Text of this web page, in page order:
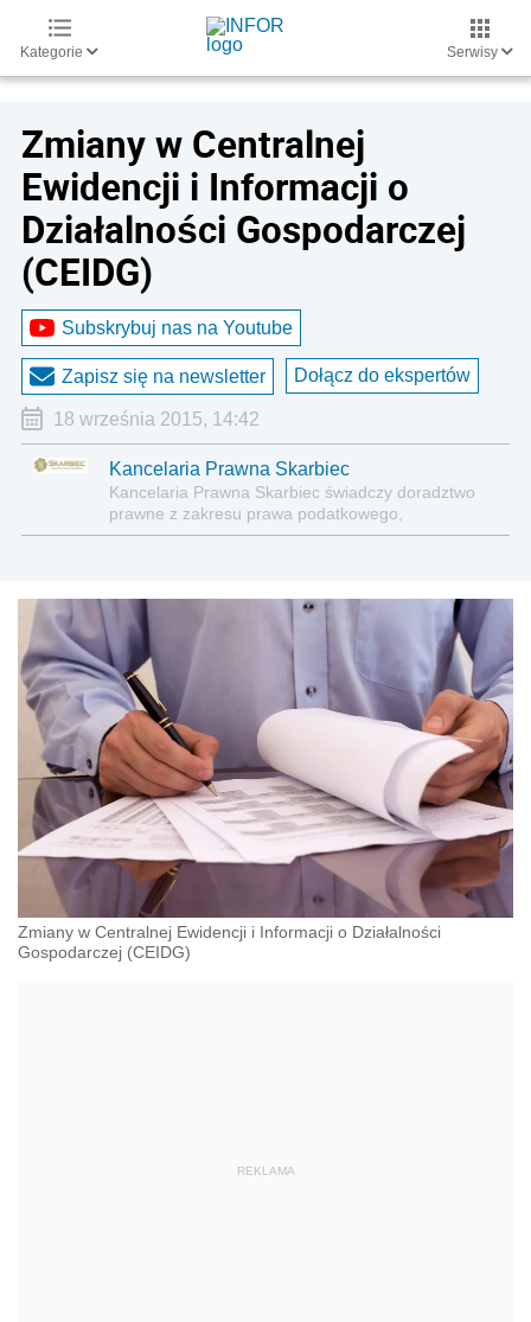
Kategorie Serwisy
Zmiany w Centralnej
Ewidencji i Informacji o
Działalności Gospodarczej
(CEIDG)
Subskrybuj nas na Youtube
Zapisz się na newsletter Dołącz do ekspertów
18 września 2015, 14:42
Kancelaria Prawna Skarbiec
Kancelaria Prawna Skarbiec świadczy doradztwo
prawne z zakresu prawa podatkowego,
gospodarczego, cywilnego i karnego.
Zmiany w Centralnej Ewidencji i Informacji o Działalności
Gospodarczej (CEIDG)